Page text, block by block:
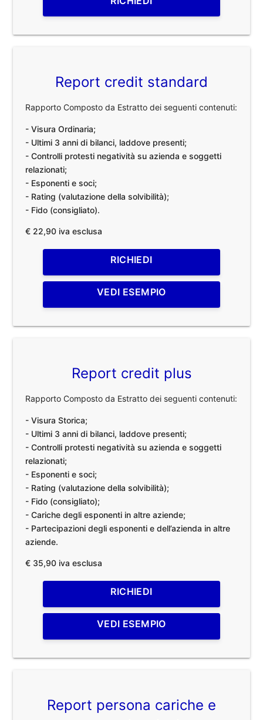
Report credit standard
Rapporto Composto da Estratto dei seguenti contenuti:
- Visura Ordinaria;
- Ultimi 3 anni di bilanci, laddove presenti;
- Controlli protesti negatività su azienda e soggetti
relazionati;
- Esponenti e soci;
- Rating (valutazione della solvibilità);
- Fido (consigliato).
€ 22,90 iva esclusa
RICHIEDI
VEDI ESEMPIO
Report credit plus
Rapporto Composto da Estratto dei seguenti contenuti:
- Visura Storica;
- Ultimi 3 anni di bilanci, laddove presenti;
- Controlli protesti negatività su azienda e soggetti
relazionati;
- Esponenti e soci;
- Rating (valutazione della solvibilità);
- Fido (consigliato);
- Cariche degli esponenti in altre aziende;
- Partecipazioni degli esponenti e dell’azienda in altre
aziende.
€ 35,90 iva esclusa
RICHIEDI
VEDI ESEMPIO
Report persona cariche e